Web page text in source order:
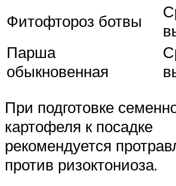
Фитофтороз ботвы
Парша
обыкновенная
При подготовке
картофеля к посадке
рекомендуется
против ризоктониоза.